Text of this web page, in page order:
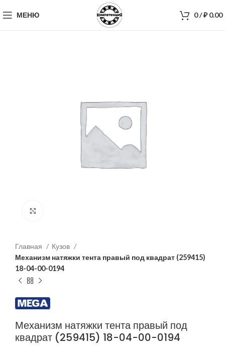
МЕНЮ 0/₽0.00
Главная
Кузов
Механизм натяжки тента правый под квадрат (259415)
18-04-00-0194
Механизм натяжки тента правый под
квадрат (259415) 18-04-00-0194